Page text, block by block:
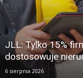
JLL: Tylko 15%
dostosowuje
6 sierpnia 2026